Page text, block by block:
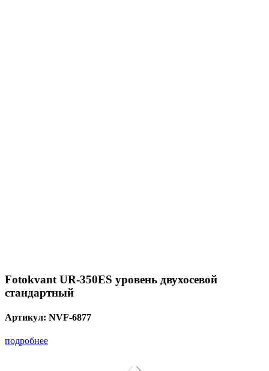
Fotokvant UR-350ES уровень двухосевой
стандартный
Артикул: NVF-6877
подробнее